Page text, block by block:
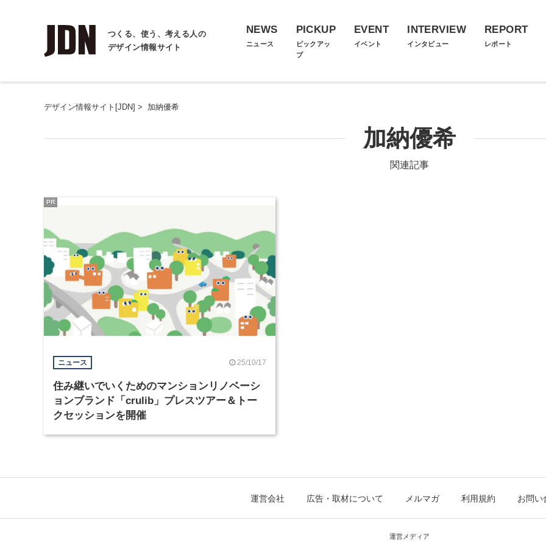
つくる、使う、考える人の
デザイン情報サイト
NEWS
ニュース
PICKUP
ピックアッ
プ
EVENT
イベント
INTERVIEW
インタビュー
REPORT
レポート
デザイン情報サイト[JDN] > 加納優希
加納優希
関連記事
ニュース 25/10/17
住み継いでいくためのマンションリノベーシ
ョンブランド「crulib」プレスツアー＆トー
クセッションを開催
PR
運営会社 広告・取材について メルマガ 利用規約 お問い
運営メディア